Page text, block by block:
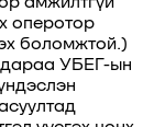
оперотор
боломжтой.)
УБЕГ-ын